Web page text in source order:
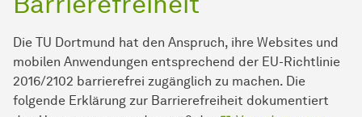
Die TU Dort­mund hat den Anspruch, ihre Websites und
mobilen An­wen­dungen entsprechend der EU-Richtlinie
2016/2102 barrierefrei zugänglich zu machen. Die
folgende Erklärung zur Barrierefreiheit dokumentiert